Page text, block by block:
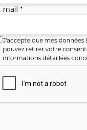
mail *
J'accepte que mes
pouvez retirer votre
informations détaillées